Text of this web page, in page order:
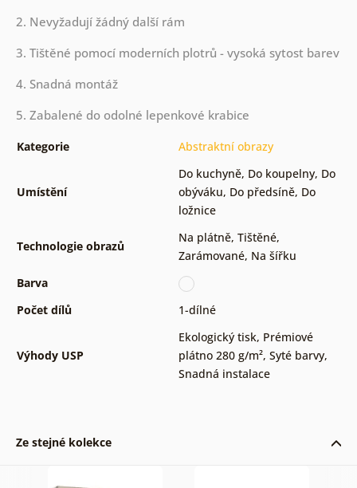
2. Nevyžadují žádný další rám
3. Tištěné pomocí moderních plotrů - vysoká sytost barev
4. Snadná montáž
5. Zabalené do odolné lepenkové krabice
Kategorie Abstraktní obrazy
Umístění
Do kuchyně, Do koupelny, Do
obýváku, Do předsíně, Do
ložnice
Technologie obrazů
Na plátně, Tištěné,
Zarámované, Na šířku
Barva
Počet dílů
1-dílné
Výhody USP
Ekologický tisk, Prémiové
plátno 280 g/m², Syté barvy,
Snadná instalace
Ze stejné kolekce